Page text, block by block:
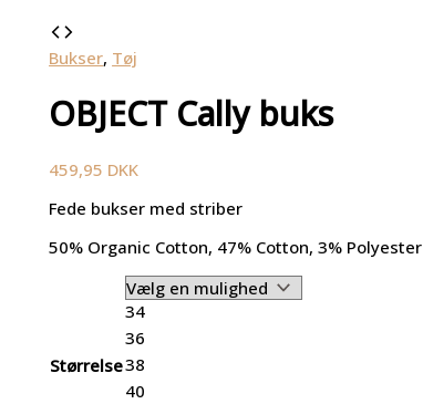
Bukser, Tøj
OBJECT Cally buks
459,95 DKK
Fede bukser med striber
50% Organic Cotton, 47% Cotton, 3% Polyester
Størrelse
34
36
38
40